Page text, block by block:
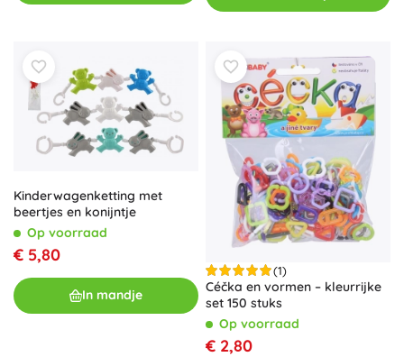
Kinderwagenketting met
beertjes en konijntje
Op voorraad
€ 5,80
In mandje
(1)
Céčka en vormen – kleurrijke
set 150 stuks
Op voorraad
€ 2,80